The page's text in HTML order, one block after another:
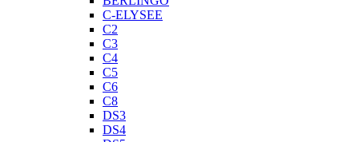
C-ELYSEE
C2
C3
C4
C5
C6
C8
DS3
DS4